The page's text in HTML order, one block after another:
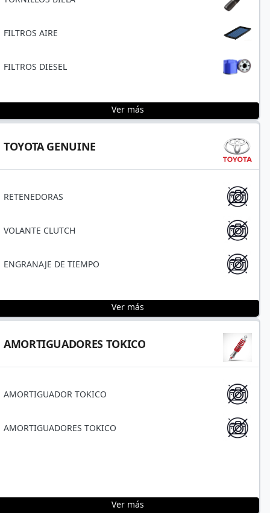
FILTROS AIRE
FILTROS DIESEL
Ver más
TOYOTA GENUINE
RETENEDORAS
VOLANTE CLUTCH
ENGRANAJE DE TIEMPO
Ver más
AMORTIGUADORES TOKICO
AMORTIGUADOR TOKICO
AMORTIGUADORES TOKICO
Ver más